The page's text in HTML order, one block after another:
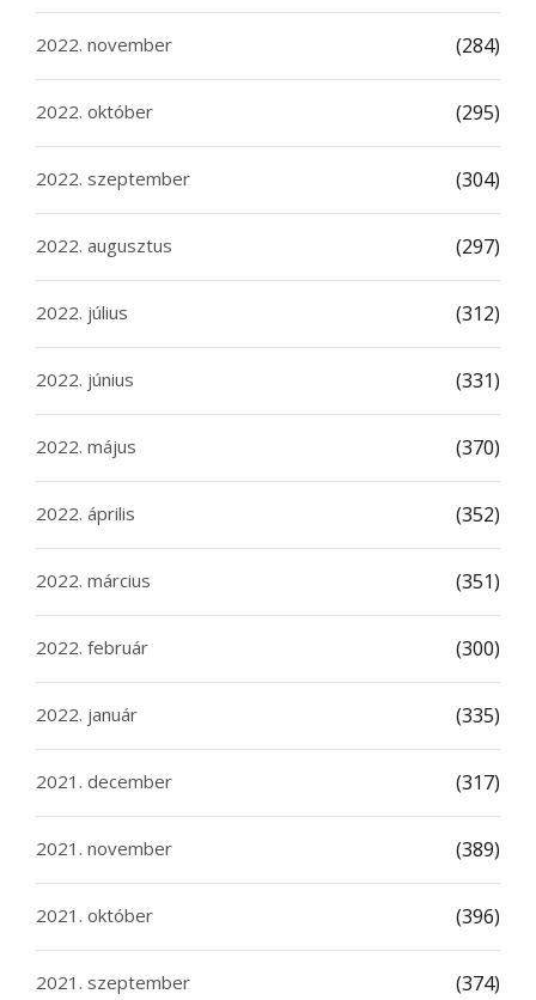
2022. november (284)
2022. október (295)
2022. szeptember (304)
2022. augusztus (297)
2022. július (312)
2022. június (331)
2022. május (370)
2022. április (352)
2022. március (351)
2022. február (300)
2022. január (335)
2021. december (317)
2021. november (389)
2021. október (396)
2021. szeptember (374)